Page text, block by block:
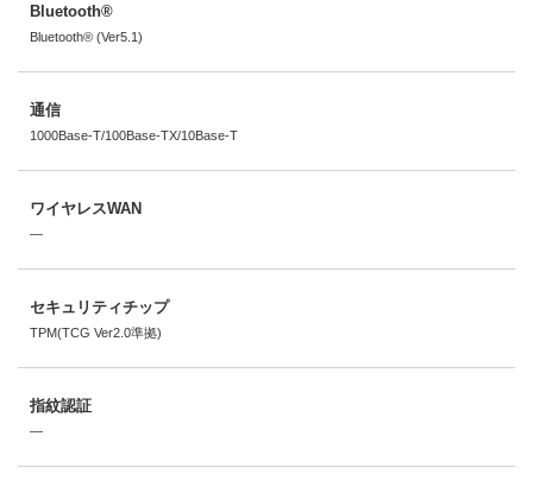
Bluetooth®
Bluetooth® (Ver5.1)
通信
1000Base-T/100Base-TX/10Base-T
ワイヤレスWAN
―
セキュリティチップ
TPM(TCG Ver2.0準拠)
指紋認証
―